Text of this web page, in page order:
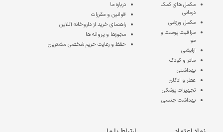
مکمل های کمک
درمانی
مکمل ورزشی
مراقبت پوست و
مو
آرایشی
مادر و کودک
بهداشتی
عطر و ادکلن
تجهیزات پزشکی
بهداشت جنسی
درباره ما
قوانین و مقررات
راهنمای خرید از داروخانه آنلاین
مجوزها و پروانه ها
حفظ و رعایت حریم شخصی مشتریان